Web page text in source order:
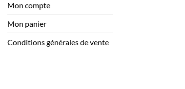
Mon compte
Mon panier
Conditions générales de vente